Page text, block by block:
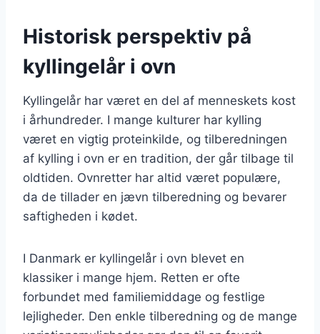
Historisk perspektiv på
kyllingelår i ovn
Kyllingelår har været en del af menneskets kost
i århundreder. I mange kulturer har kylling
været en vigtig proteinkilde, og tilberedningen
af kylling i ovn er en tradition, der går tilbage til
oldtiden. Ovnretter har altid været populære,
da de tillader en jævn tilberedning og bevarer
saftigheden i kødet.
I Danmark er kyllingelår i ovn blevet en
klassiker i mange hjem. Retten er ofte
forbundet med familiemiddage og festlige
lejligheder. Den enkle tilberedning og de mange